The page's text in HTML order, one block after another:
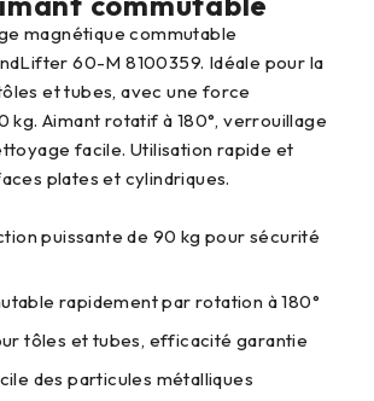
60-M 8100359. Idéale pour la
et tubes, avec une force
kg. Aimant rotatif à 180°, verrouillage
facile. Utilisation rapide et
plates et cylindriques.
puissante de 90 kg pour sécurité
rapidement par rotation à 180°
tôles et tubes, efficacité garantie
des particules métalliques